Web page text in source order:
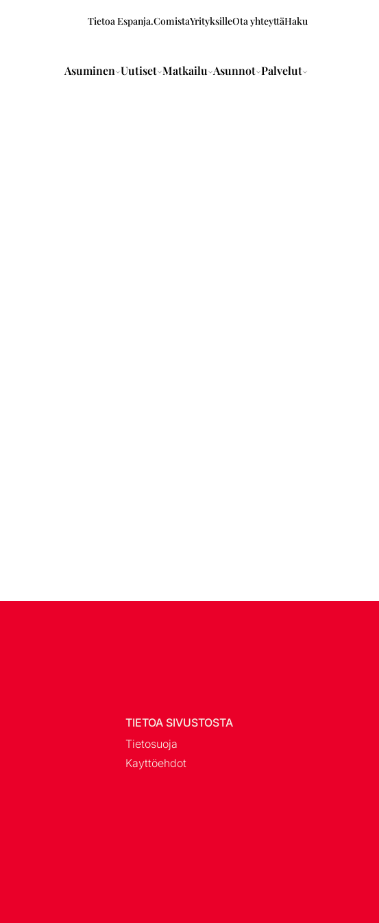
Tietoa Espanja.ComistaYrityksilleOta yhteyttäHaku
Asuminen Uutiset Matkailu Asunnot Palvelut
TIETOA SIVUSTOSTA
Tietosuoja
Kayttöehdot